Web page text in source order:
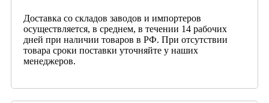
Доставка со складов заводов и импортеров
осуществляется, в среднем, в течении 14 рабочих
дней при наличии товаров в РФ. При отсутствии
товара сроки поставки уточняйте у наших
менеджеров.